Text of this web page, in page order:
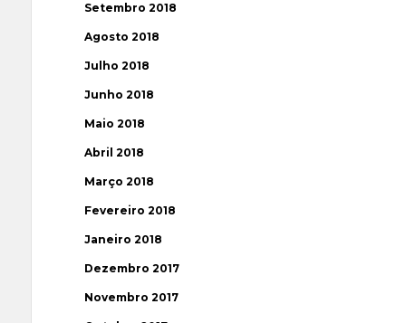
Setembro 2018
Agosto 2018
Julho 2018
Junho 2018
Maio 2018
Abril 2018
Março 2018
Fevereiro 2018
Janeiro 2018
Dezembro 2017
Novembro 2017